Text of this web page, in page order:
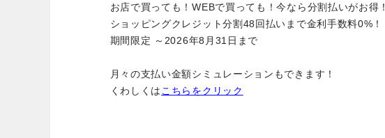
お店で買っても！WEBで買っても！今なら分割払いがお得！
ショッピングクレジット分割48回払いまで金利手数料0%！
期間限定 ～2026年8月31日まで
月々の支払い金額シミュレーションもできます！
くわしくは こちらをクリック